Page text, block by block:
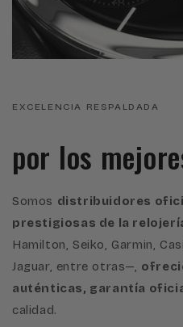
EXCELENCIA RESPALDADA
por los
Somos distribuidores
prestigiosas de la
Hamilton, Seiko, Garmin,
Jaguar, entre otras—,
auténticas, garantía
calidad.